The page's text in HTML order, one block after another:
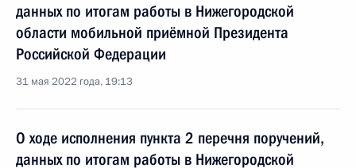
данных по итогам работы в Нижегородской
области мобильной приёмной Президента
Российской Федерации
31 мая 2022 года, 19:13
О ходе исполнения пункта 2 перечня поручений,
данных по итогам работы в Нижегородской